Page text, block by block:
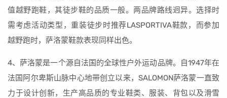
值越野跑鞋，其徒步鞋的品质一般。两品牌路线迥异。选择时
需考虑活动类型，重装徒步时推荐LASPORTIVA鞋款，而参加
越野跑时，萨洛蒙鞋款表现同样出色。
4、萨洛蒙是一个源自法国的全球性户外运动品牌。自1947年在
法国阿尔卑斯山脉中心地带创立以来，SALOMON萨洛蒙一直致
力于设计创新，生产高品质的专业鞋类、服装、背包以及滑雪